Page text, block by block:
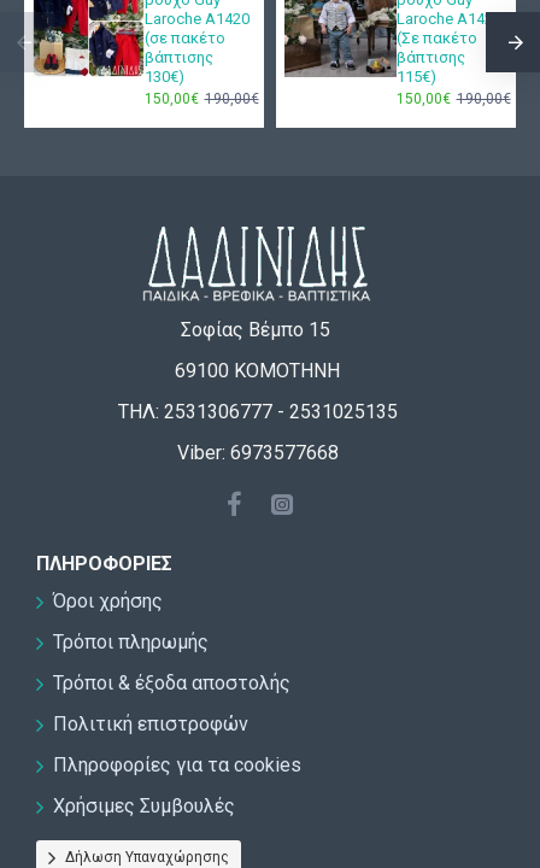
Laroche Α1420
(σε πακέτο
βάπτισης
130€)
150,00€ 190,00€
Laroche Α1424
(Σε πακέτο
βάπτισης
115€)
150,00€ 190,00€
Σοφίας Βέμπο 15
69100 ΚΟΜΟΤΗΝΗ
ΤΗΛ: 2531306777 - 2531025135
Viber: 6973577668
ΠΛΗΡΟΦΟΡΊΕΣ
Όροι χρήσης
Τρόποι πληρωμής
Τρόποι & έξοδα αποστολής
Πολιτική επιστροφών
Πληροφορίες για τα cookies
Χρήσιμες Συμβουλές
Δήλωση Υπαναχώρησης